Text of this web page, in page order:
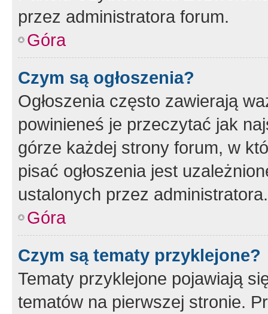
przez administratora forum.
Góra
Czym są ogłoszenia?
Ogłoszenia często zawierają
powinieneś je przeczytać jak
górze każdej strony forum, w
pisać ogłoszenia jest
ustalonych przez administratora.
Góra
Czym są tematy przyklejone?
Tematy przyklejone pojawiają
tematów na pierwszej stronie.